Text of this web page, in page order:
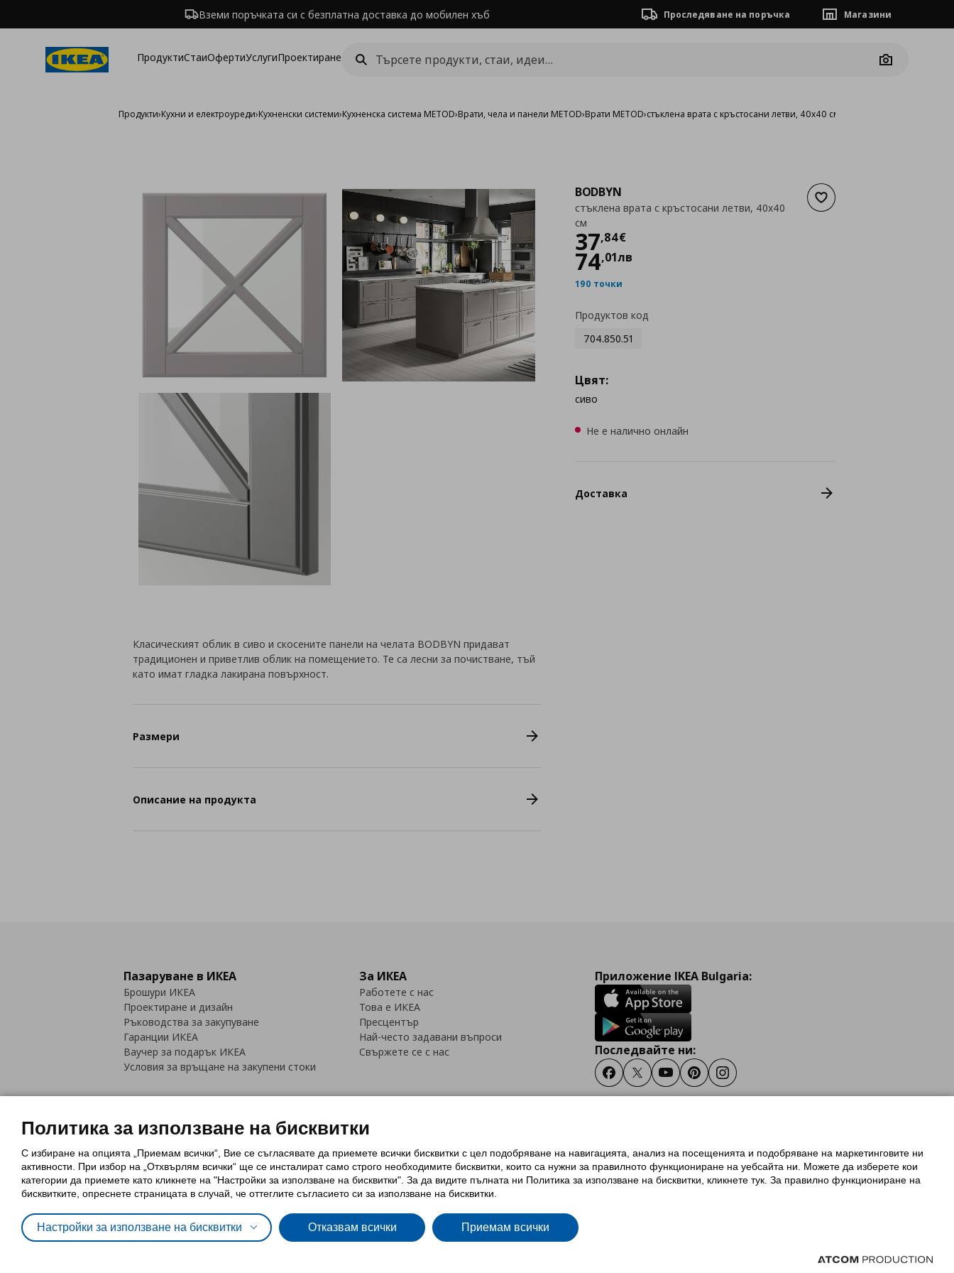
Вземи поръчката си с безплатна доставка до мобилен хъб Проследяване на поръчка Магазини
ПродуктиСтаиОфертиУслугиПроектиране
Camera
Продукти›Кухни и електроуреди›Кухненски системи›Кухненска система METOD›Врати, чела и панели METOD›Врати METOD›стъклена врата с кръстосани летви, 40x40 см
Добави към списъка с
BODBYN
стъклена врата с кръстосани летви, 40x40
см
37,84€
Цена
74,01лв
190 точки
Продуктов код
704.850.51
Цвят:
сиво
Не е налично онлайн
Доставка
Класическият облик в сиво и скосените панели на челата BODBYN придават
традиционен и приветлив облик на помещението. Те са лесни за почистване, тъй
като имат гладка лакирана повърхност.
Размери
Описание на продукта
Пазаруване в ИКЕА
Брошури ИКЕА
Проектиране и дизайн
Ръководства за закупуване
Гаранции ИКЕА
Ваучер за подарък ИКЕА
Условия за връщане на закупени стоки
За ИКЕА
Работете с нас
Това е ИКЕА
Пресцентър
Най-често задавани въпроси
Свържете се с нас
Приложение IKEA Bulgaria:
Последвайте ни:
FacebookTwitterYoutubePinterestInstagram
Политика за използване на бисквитки (Cookies)Избор на настройки за използване на бисквиткиУсловия за ползване на ikea.bg
Обща политика за личните данни
Политика за защита на личните данни на ikea.bg
Общи условия на програма IKEA Family
Политика за защита на лични данни на програма IKEA Family
Политика за използване на бисквитки
С избиране на опцията „Приемам всички“, Вие се съгласявате да приемете всички бисквитки с цел подобряване на навигацията, анализ на посещенията и подобряване на маркетинговите ни
активности. При избор на „Отхвърлям всички“ ще се инсталират само строго необходимитe бисквитки, които са нужни за правилното функциониране на уебсайта ни. Можете да изберете кои
категории да приемете като кликнете на "Настройки за използване на бисквитки". За да видите пълната ни Политика за използване на бисквитки, кликнете тук. За правилно функциониране на
бисквитките, опреснете страницата в случай, че оттеглите съгласието си за използване на бисквитки.
Настройки за използване на бисквитки Отказвам всички Приемам всички